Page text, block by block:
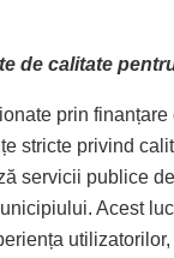
de calitate
prin finanțare
stricte privind
servicii publice
Acest